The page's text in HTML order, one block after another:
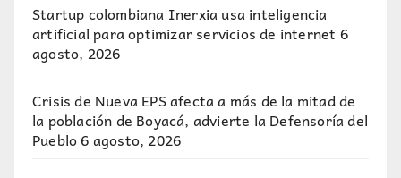
Startup colombiana Inerxia usa inteligencia
artificial para optimizar servicios de internet 6
agosto, 2026
Crisis de Nueva EPS afecta a más de la mitad de
la población de Boyacá, advierte la Defensoría del
Pueblo6 agosto, 2026